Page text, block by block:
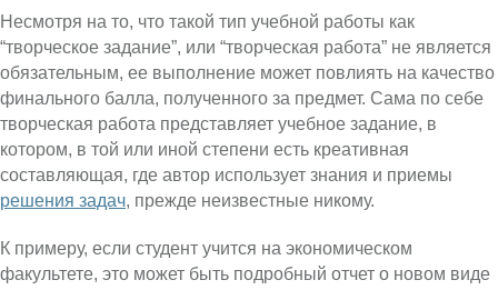
Несмотря на то, что такой тип учебной работы как
“творческое задание”, или “творческая работа” не является
обязательным, ее выполнение может повлиять на качество
финального балла, полученного за предмет. Сама по себе
творческая работа представляет учебное задание, в
котором, в той или иной степени есть креативная
составляющая, где автор использует знания и приемы
решения задач, прежде неизвестные никому.
К примеру, если студент учится на экономическом
факультете, это может быть подробный отчет о новом виде